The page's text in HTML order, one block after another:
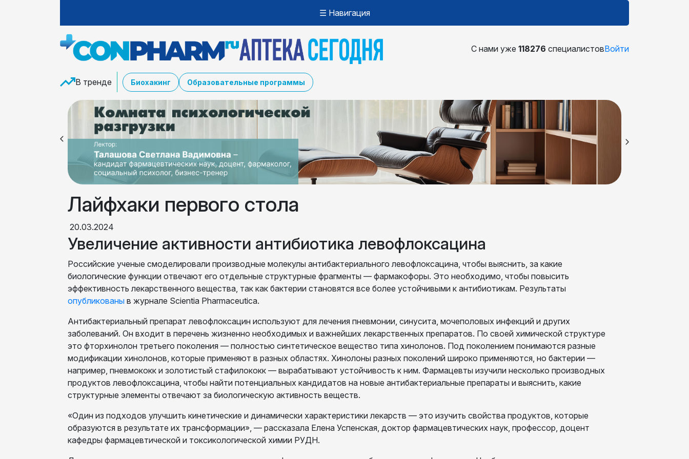
☰ Навигация
С нами уже 118276 специалистовВойти
В тренде Биохакинг Образовательные программы
Лайфхаки первого стола
20.03.2024
Увеличение активности антибиотика левофлоксацина
Российские ученые смоделировали производные молекулы антибактериального левофлоксацина, чтобы выяснить, за какие
биологические функции отвечают его отдельные структурные фрагменты — фармакофоры. Это необходимо, чтобы повысить
эффективность лекарственного вещества, так как бактерии становятся все более устойчивыми к антибиотикам. Результаты
опубликованы в журнале Scientia Pharmaceutica.
Антибактериальный препарат левофлоксацин используют для лечения пневмонии, синусита, мочеполовых инфекций и других
заболеваний. Он входит в перечень жизненно необходимых и важнейших лекарственных препаратов. По своей химической структуре
это фторхинолон третьего поколения — полностью синтетическое вещество типа хинолонов. Под поколением понимаются разные
модификации хинолонов, которые применяют в разных областях. Хинолоны разных поколений широко применяются, но бактерии —
например, пневмококк и золотистый стафилококк — вырабатывают устойчивость к ним. Фармацевты изучили несколько производных
продуктов левофлоксацина, чтобы найти потенциальных кандидатов на новые антибактериальные препараты и выяснить, какие
структурные элементы отвечают за биологическую активность веществ.
«Один из подходов улучшить кинетические и динамически характеристики лекарств — это изучить свойства продуктов, которые
образуются в результате их трансформации», — рассказала Елена Успенская, доктор фармацевтических наук, профессор, доцент
кафедры фармацевтической и токсикологической химии РУДН.